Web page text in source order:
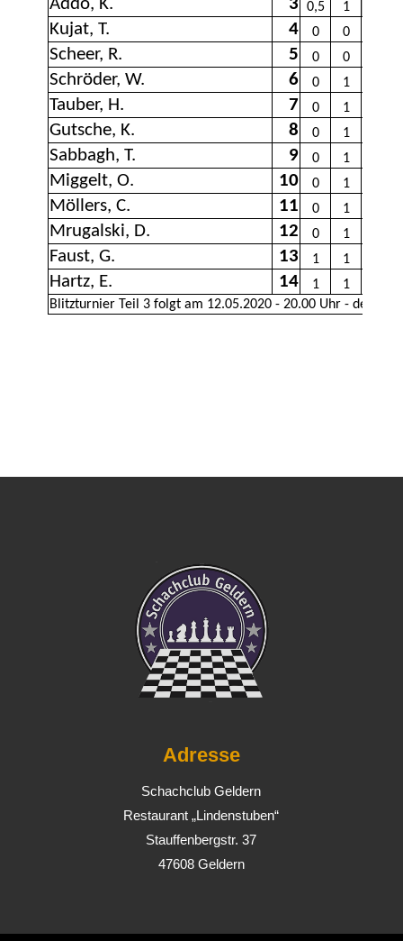
Adresse
Schachclub Geldern
Restaurant „Lindenstuben“
Stauffenbergstr. 37
47608 Geldern